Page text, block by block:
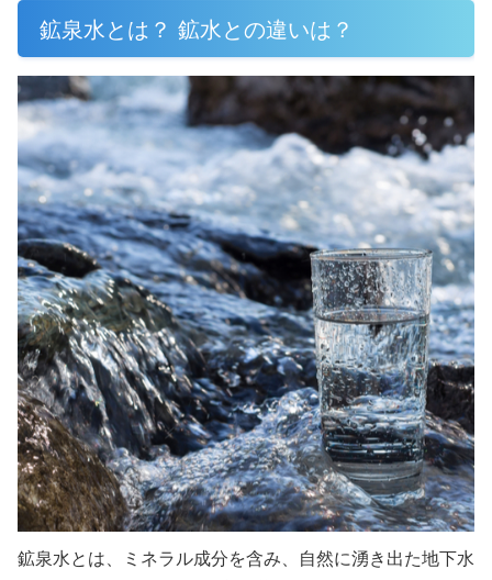
鉱泉水とは？ 鉱水との違いは？
鉱泉水とは、ミネラル成分を含み、自然に湧き出た地下水